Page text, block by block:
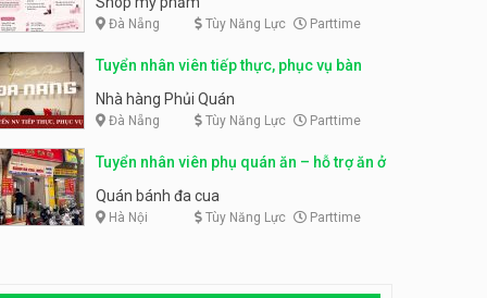
trực page, thu ngân parttime
GRAVI ESCAPE ROOM
Tuyển nhân viên bán hàng,
KIBO KIDS
Tuyển nhân viên edit ảnh,
Công ty
Tuyển nhân viên tiếp thực,
Đà Nẵng Tùy Năng Lực Parttime
Tuyển nhân viên tiếp thực, phục vụ bàn
Nhà hàng Phủi Quán
Đà Nẵng Tùy Năng Lực Parttime
Tuyển nhân viên phụ quán ăn – hỗ trợ ăn ở
Quán bánh đa cua
Hà Nội Tùy Năng Lực Parttime